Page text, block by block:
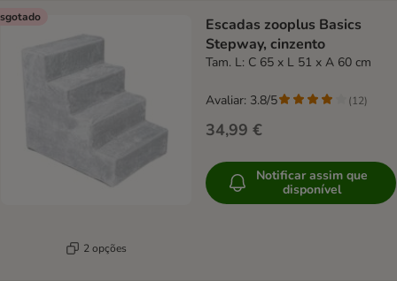
2 opções
Escadas zooplus Basics
Stepway, cinzento
Tam. L: C 65 x L 51 x A 60 cm
34,99 €
Avaliar: 3.8/5 (12)
Notificar assim que
disponível